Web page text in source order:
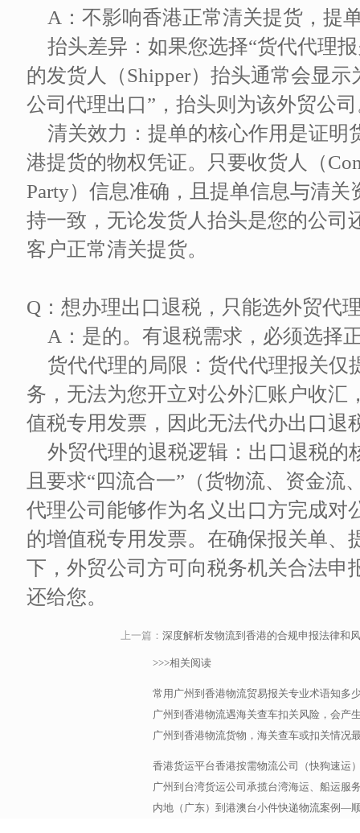
A：不影响香港正常清关提货，提
抬头差异：如果您选择“货代代理
的发货人（Shipper）抬头通常会显
公司代理出口”，抬头则为该外贸公
清关效力：提单的核心作用是证明
港提货的物权凭证。只要收货人（
Party）信息准确，且提单信息与清
持一致，无论发货人抬头是您的公司
客户正常清关提货。
Q：想办理出口退税，只能选外贸代
A：是的。有退税需求，必须选择
货代代理的局限：货代代理报关仅
务，无法为您开立对公外汇账户收汇
值税专用发票，因此无法代办出口退
外贸代理的退税逻辑：出口退税的
且要求“四流合一”（货物流、资金
代理公司能够作为名义出口方完成对
的增值税专用发票。在确保报关单、
下，外贸公司方可向税务机关合法申
还给您。
上一篇：深度解析发物流到香港的合规申报法律和
>>>相关阅读
常用广州到香港物流贸易报关专业术语知多
广州到香港物流遇海关查车扣关风险，会产
广州到香港物流货物，海关查车或扣关情况
香港货运平台香港按需物流公司（快狗速运
广州到台湾货运公司承揽台湾海运、船运服
内地（广东）到港澳台小件快递物流案例—